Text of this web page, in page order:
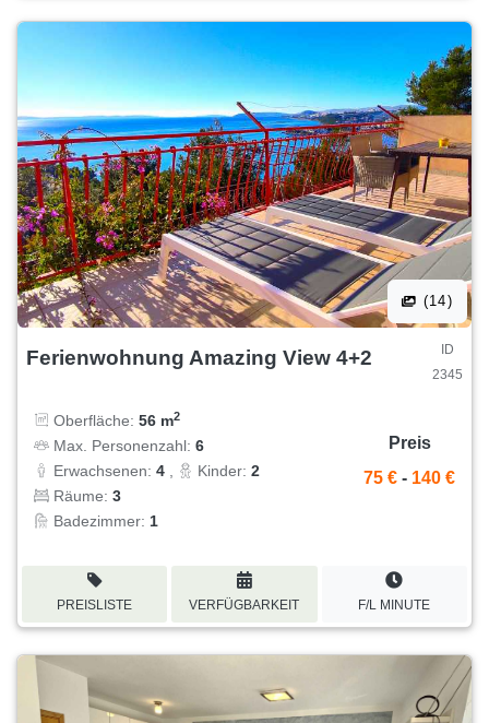
(14)
Ferienwohnung Amazing View 4+2
ID
2345
Oberfläche: 56 m2
Max. Personenzahl: 6
Erwachsenen: 4 Kinder: 2
Räume: 3
Badezimmer: 1
Preis
75 € - 140 €
PREISLISTE VERFÜGBARKEIT F/L MINUTE